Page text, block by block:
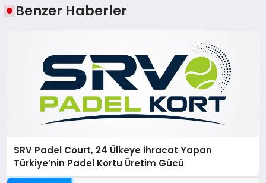
Benzer Haberler
SRV Padel Court, 24 Ülkeye İhracat Yapan
Türkiye’nin Padel Kortu Üretim Gücü